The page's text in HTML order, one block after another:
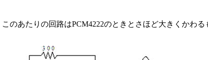
のあたりの回路はPCM4222のときとさほど大きくかわる